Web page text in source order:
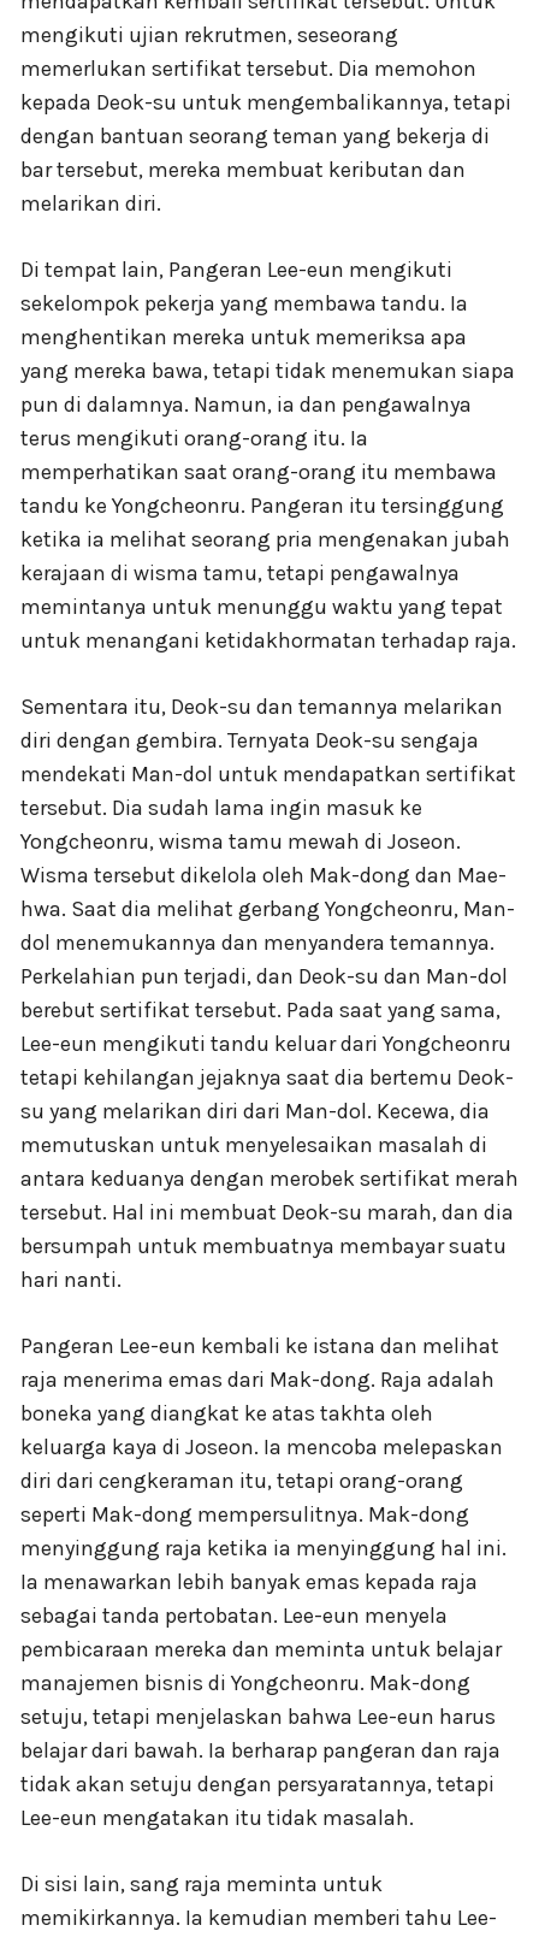
mengikuti ujian rekrutmen, seseorang
memerlukan sertifikat tersebut. Dia memohon
kepada Deok-su untuk mengembalikannya, tetapi
dengan bantuan seorang teman yang bekerja di
bar tersebut, mereka membuat keributan dan
melarikan diri.
Di tempat lain, Pangeran Lee-eun mengikuti
sekelompok pekerja yang membawa tandu. Ia
menghentikan mereka untuk memeriksa apa
yang mereka bawa, tetapi tidak menemukan siapa
pun di dalamnya. Namun, ia dan pengawalnya
terus mengikuti orang-orang itu. Ia
memperhatikan saat orang-orang itu membawa
tandu ke Yongcheonru. Pangeran itu tersinggung
ketika ia melihat seorang pria mengenakan jubah
kerajaan di wisma tamu, tetapi pengawalnya
memintanya untuk menunggu waktu yang tepat
untuk menangani ketidakhormatan terhadap raja.
Sementara itu, Deok-su dan temannya melarikan
diri dengan gembira. Ternyata Deok-su sengaja
mendekati Man-dol untuk mendapatkan sertifikat
tersebut. Dia sudah lama ingin masuk ke
Yongcheonru, wisma tamu mewah di Joseon.
Wisma tersebut dikelola oleh Mak-dong dan Mae-
hwa. Saat dia melihat gerbang Yongcheonru, Man-
dol menemukannya dan menyandera temannya.
Perkelahian pun terjadi, dan Deok-su dan Man-dol
berebut sertifikat tersebut. Pada saat yang sama,
Lee-eun mengikuti tandu keluar dari Yongcheonru
tetapi kehilangan jejaknya saat dia bertemu Deok-
su yang melarikan diri dari Man-dol. Kecewa, dia
memutuskan untuk menyelesaikan masalah di
antara keduanya dengan merobek sertifikat merah
tersebut. Hal ini membuat Deok-su marah, dan dia
bersumpah untuk membuatnya membayar suatu
hari nanti.
Pangeran Lee-eun kembali ke istana dan melihat
raja menerima emas dari Mak-dong. Raja adalah
boneka yang diangkat ke atas takhta oleh
keluarga kaya di Joseon. Ia mencoba melepaskan
diri dari cengkeraman itu, tetapi orang-orang
seperti Mak-dong mempersulitnya. Mak-dong
menyinggung raja ketika ia menyinggung hal ini.
Ia menawarkan lebih banyak emas kepada raja
sebagai tanda pertobatan. Lee-eun menyela
pembicaraan mereka dan meminta untuk belajar
manajemen bisnis di Yongcheonru. Mak-dong
setuju, tetapi menjelaskan bahwa Lee-eun harus
belajar dari bawah. Ia berharap pangeran dan raja
tidak akan setuju dengan persyaratannya, tetapi
Lee-eun mengatakan itu tidak masalah.
Di sisi lain, sang raja meminta untuk
memikirkannya. Ia kemudian memberi tahu Lee-